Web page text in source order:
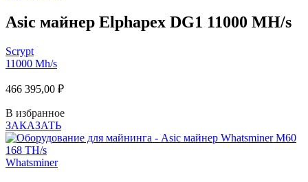
Asic майнер Elphapex DG1 11000 MH/s
Scrypt
11000 Mh/s
466 395,00 ₽
В избранное
ЗАКАЗАТЬ
Whatsminer